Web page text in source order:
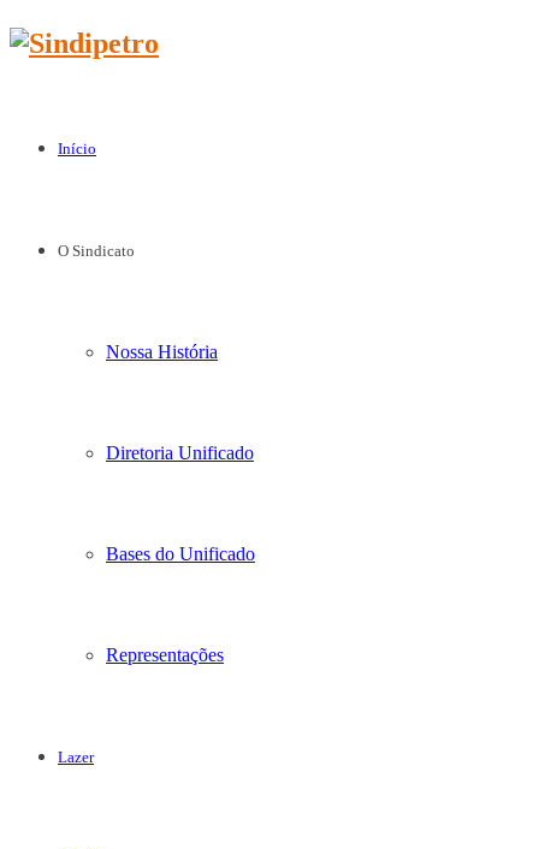
Início
O Sindicato
Nossa História
Diretoria Unificado
Bases do Unificado
Representações
Lazer